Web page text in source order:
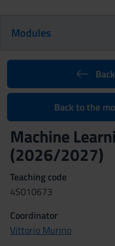
Modules
Back to the
Machine
(2026/2027)
Teaching code
4S010673
Coordinator
Vittorio Murino